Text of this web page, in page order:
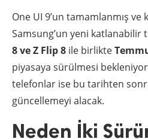
One UI 9’un tamamlanmış
Samsung’un yeni katlanabilir
8 ve Z Flip 8 ile birlikte
piyasaya sürülmesi
telefonlar ise bu tarihten
güncellemeyi alacak.
Neden İki